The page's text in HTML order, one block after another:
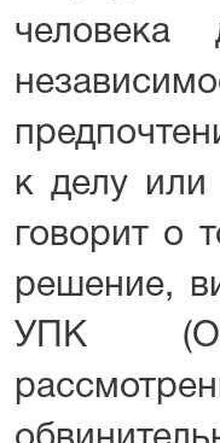
к делу или
говорит о
решение,
УПК